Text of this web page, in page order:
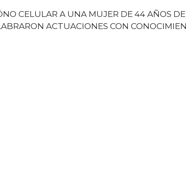
CELULAR A UNA MUJER DE 44 AÑOS
ACTUACIONES CON